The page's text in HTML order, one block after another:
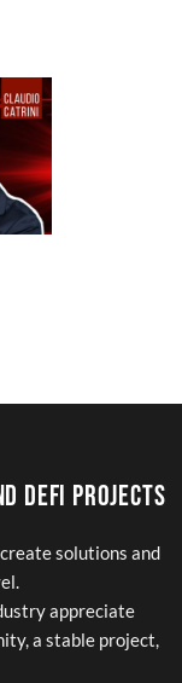
DeFi Projects
solutions and
appreciate
a stable project,